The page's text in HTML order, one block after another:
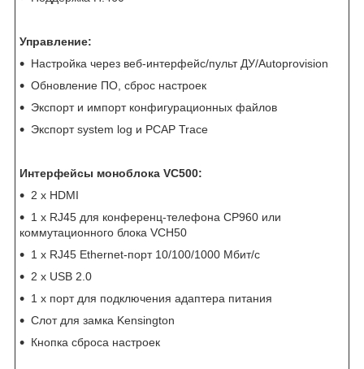
Управление:
Настройка через веб-интерфейс/пульт ДУ/Autoprovision
Обновление ПО, сброс настроек
Экспорт и импорт конфигурационных файлов
Экспорт system log и PCAP Trace
Интерфейсы моноблока VC500:
2 x HDMI
1 x RJ45 для конференц-телефона CP960 или
коммутационного блока VCH50
1 x RJ45 Ethernet-порт 10/100/1000 Мбит/с
2 x USB 2.0
1 x порт для подключения адаптера питания
Cлот для замка Kensington
Кнопка сброса настроек